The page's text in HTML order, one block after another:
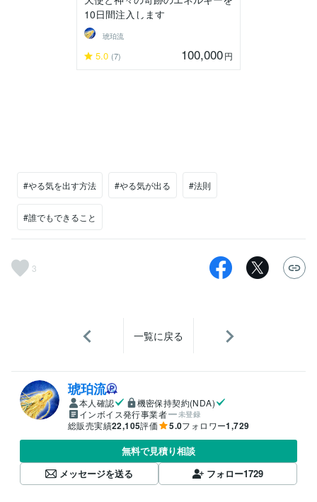
10日間注入します
琥珀流
5.0 (7) 100,000円
#やる気を出す方法 #やる気が出る #法則
#誰でもできること
3
一覧に戻る
琥珀流
本人確認
機密保持契約(NDA)
インボイス発行事業者
未登録
総販売実績22,105評価 5.0フォロワー1,729
無料で見積り相談
メッセージを送る
フォロー1729